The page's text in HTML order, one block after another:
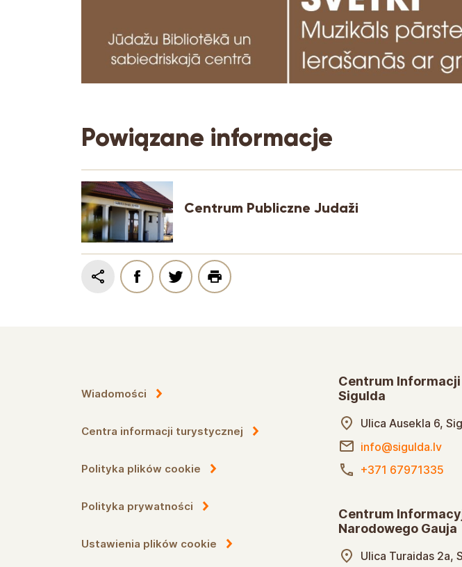
Powiązane informacje
Centrum Publiczne Judaži
Wiadomości
Centra informacji turystycznej
Polityka plików cookie
Polityka prywatności
Ustawienia plików cookie
Centrum
Sigulda
Ulica Ausekla 6,
info@sigulda.lv
+371 67971335
Centrum
Narodowego Gauja
Ulica Turaidas 2a,